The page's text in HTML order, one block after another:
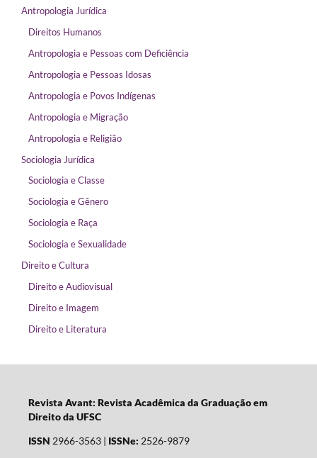
Antropologia Jurídica
Direitos Humanos
Antropologia e Pessoas com Deficiência
Antropologia e Pessoas Idosas
Antropologia e Povos Indígenas
Antropologia e Migração
Antropologia e Religião
Sociologia Jurídica
Sociologia e Classe
Sociologia e Gênero
Sociologia e Raça
Sociologia e Sexualidade
Direito e Cultura
Direito e Audiovisual
Direito e Imagem
Direito e Literatura
Revista Avant: Revista Acadêmica da Graduação em
Direito da UFSC
ISSN 2966-3563 | ISSNe: 2526-9879